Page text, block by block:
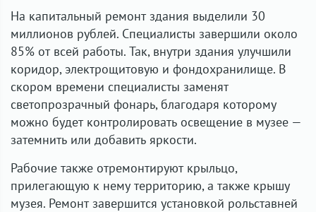
На капитальный ремонт здания выделили 30
миллионов рублей. Специалисты завершили около
85% от всей работы. Так, внутри здания улучшили
коридор, электрощитовую и фондохранилище. В
скором времени специалисты заменят
светопрозрачный фонарь, благодаря которому
можно будет контролировать освещение в музее —
затемнить или добавить яркости.
Рабочие также отремонтируют крыльцо,
прилегающую к нему территорию, а также крышу
музея. Ремонт завершится установкой рольставней